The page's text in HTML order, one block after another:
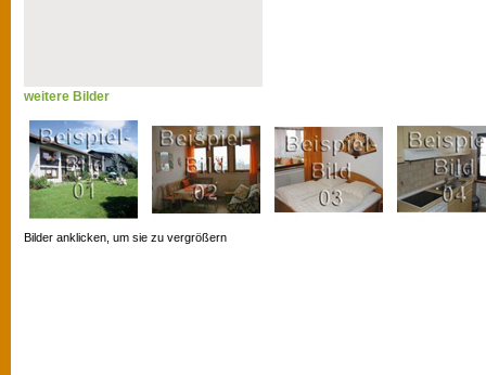
weitere Bilder
Bilder anklicken, um sie zu vergrößern